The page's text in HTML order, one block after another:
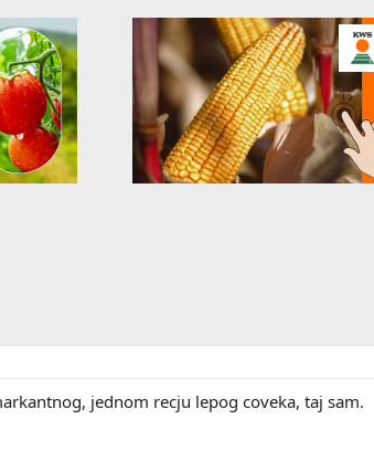
jednom recju lepog coveka, taj sam.